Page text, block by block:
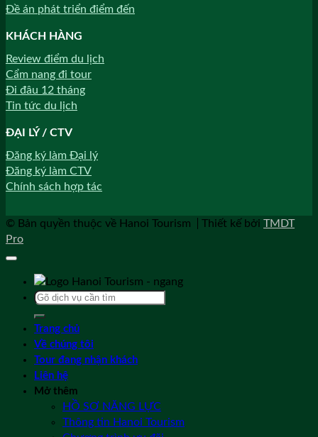
Đề án phát triển điểm đến
KHÁCH HÀNG
Review điểm du lịch
Cẩm nang đi tour
Đi đâu 12 tháng
Tin tức du lịch
ĐẠI LÝ / CTV
Đăng ký làm Đại lý
Đăng ký làm CTV
Chính sách hợp tác
© Bản quyền thuộc về Hanoi Tourism Thiết kế bởi TMDT
Pro
Tìm
kiếm:
Trang chủ
Về chúng tôi
Tour đang nhận khách
Liên hệ
Mở thêm
HỒ SƠ NĂNG LỰC
Thông tin Hanoi Tourism